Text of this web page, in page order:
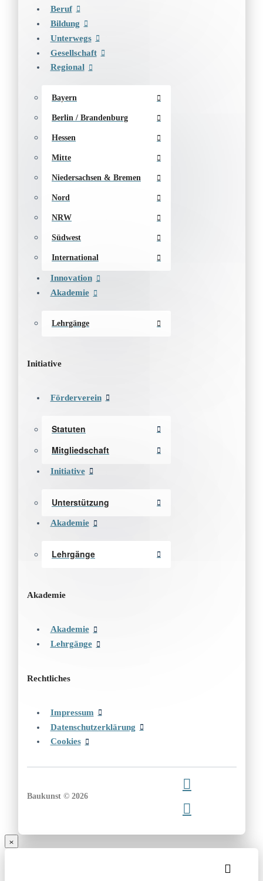
Beruf
Bildung
Unterwegs
Gesellschaft
Regional
Bayern
Berlin / Brandenburg
Hessen
Mitte
Niedersachsen & Bremen
Nord
NRW
Südwest
International
Innovation
Akademie
Lehrgänge
Initiative
Förderverein
Statuten
Mitgliedschaft
Initiative
Unterstützung
Akademie
Lehrgänge
Akademie
Akademie
Lehrgänge
Rechtliches
Impressum
Datenschutzerklärung
Cookies
Baukunst © 2026